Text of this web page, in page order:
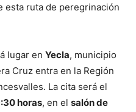
esta ruta de peregrinación
lugar en Yecla, municipio
Cruz entra en la Región
La cita será el
horas, en el salón de